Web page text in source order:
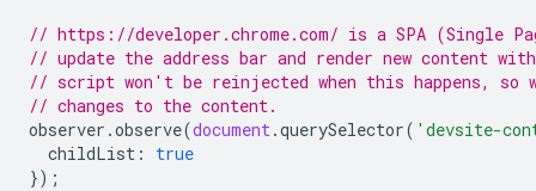
// https://developer.chrome.com/ is a SPA (Single
// update the address bar and render new content
// script won't be reinjected when this happens, so
// changes to the content.
observer .observe(document.querySelector( 'devsite-
childList :
true
});